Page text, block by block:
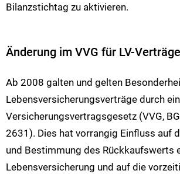
Bilanzstichtag zu aktivieren.
Änderung im VVG für LV-Verträge
Ab 2008 galten und gelten
Lebensversicherungsverträge durch
Versicherungsvertragsgesetz (VVG,
2631). Dies hat vorrangig Einfluss auf
und Bestimmung des Rückkaufswerts
Lebensversicherung und auf die